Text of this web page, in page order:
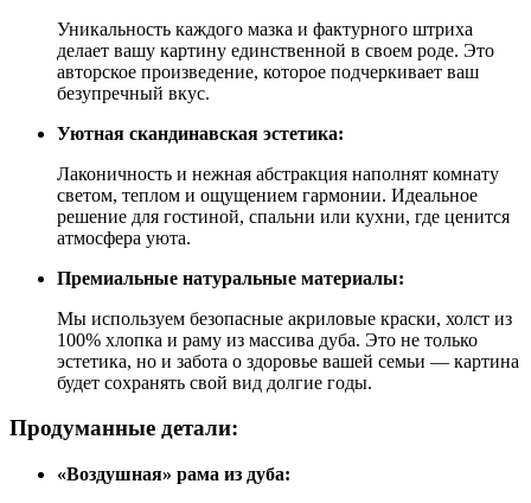
Уникальность каждого мазка и фактурного штриха
делает вашу картину единственной в своем роде. Это
авторское произведение, которое подчеркивает ваш
безупречный вкус.
Уютная скандинавская эстетика:
Лаконичность и нежная абстракция наполнят комнату
светом, теплом и ощущением гармонии. Идеальное
решение для гостиной, спальни или кухни, где ценится
атмосфера уюта.
Премиальные натуральные материалы:
Мы используем безопасные акриловые краски, холст из
100% хлопка и раму из массива дуба. Это не только
эстетика, но и забота о здоровье вашей семьи — картина
будет сохранять свой вид долгие годы.
Продуманные детали:
«Воздушная» рама из дуба: